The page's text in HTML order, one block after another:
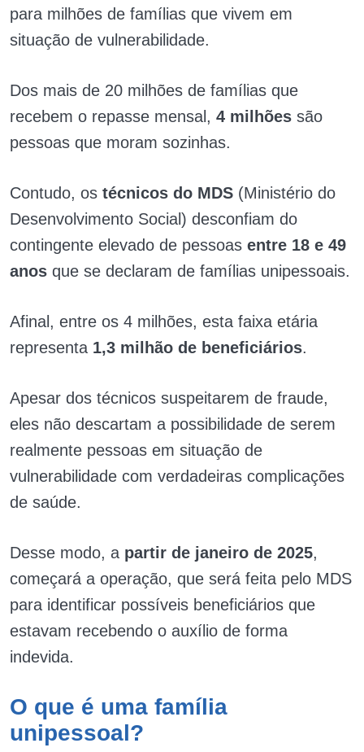
para milhões de famílias que vivem em
situação de vulnerabilidade.
Dos mais de 20 milhões de famílias que
recebem o repasse mensal, 4 milhões são
pessoas que moram sozinhas.
Contudo, os técnicos do MDS (Ministério do
Desenvolvimento Social) desconfiam do
contingente elevado de pessoas entre 18 e 49
anos que se declaram de famílias unipessoais.
Afinal, entre os 4 milhões, esta faixa etária
representa 1,3 milhão de beneficiários.
Apesar dos técnicos suspeitarem de fraude,
eles não descartam a possibilidade de serem
realmente pessoas em situação de
vulnerabilidade com verdadeiras complicações
de saúde.
Desse modo, a partir de janeiro de 2025,
começará a operação, que será feita pelo MDS
para identificar possíveis beneficiários que
estavam recebendo o auxílio de forma
indevida.
O que é uma família
unipessoal?